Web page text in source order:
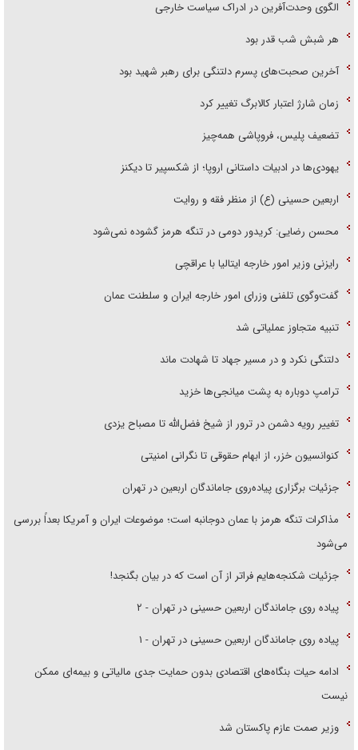
الگوی وحدت‌آفرین در ادراک سیاست خارجی
هر شبش شب قدر بود
آخرین صحبت‌های پسرم دلتنگی برای رهبر شهید بود
زمان شارژ اعتبار کالابرگ تغییر کرد
تضعیف پلیس، فروپاشی همه‌چیز
یهودی‌ها در ادبیات داستانی اروپا؛ از شکسپیر تا دیکنز
اربعین حسینی (ع) از منظر فقه و روایت
محسن رضایی: کریدور دومی در تنگه هرمز گشوده نمی‌شود
رایزنی وزیر امور خارجه ایتالیا با عراقچی
گفت‌وگوی تلفنی وزرای امور خارجه ایران و سلطنت عمان
تنبیه متجاوز عملیاتی شد
دلتنگی نکرد و در مسیر جهاد تا شهادت ماند
ترامپ دوباره به پشت میانجی‌ها خزید
تغییر رویه دشمن در ترور از شیخ فضل‌الله تا مصباح یزدی
کنوانسیون خزر، از ابهام حقوقی تا نگرانی امنیتی
جزئیات برگزاری پیاده‌روی جاماندگان اربعین در تهران
مذاکرات تنگه هرمز با عمان دوجانبه است؛ موضوعات ایران و آمریکا بعداً بررسی
می‌شود
جزئیات شکنجه‌هایم فراتر از آن است که در بیان بگنجد!
پیاده روی جاماندگان اربعین حسینی در تهران - ۲
پیاده روی جاماندگان اربعین حسینی در تهران - ۱
ادامه حیات بنگاه‌های اقتصادی بدون حمایت جدی مالیاتی و بیمه‌ای ممکن
نیست
وزیر صمت عازم پاکستان شد